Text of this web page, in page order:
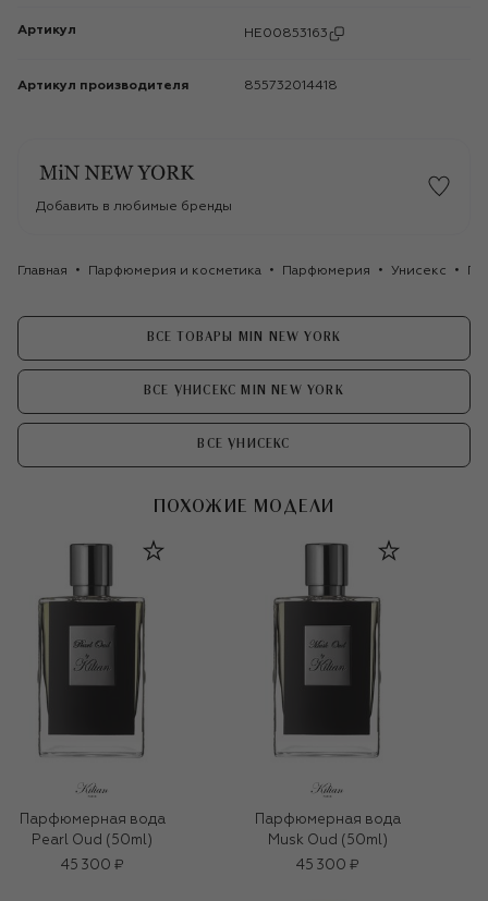
Артикул HE00853163
Артикул производителя 855732014418
Добавить в любимые бренды
Главная Парфюмерия и косметика Парфюмерия Унисекс
ВСЕ ТОВАРЫ MIN NEW YORK
ВСЕ УНИСЕКС MIN NEW YORK
ВСЕ УНИСЕКС
ПОХОЖИЕ МОДЕЛИ
Парфюмерная вода
Pearl Oud (50ml)
45 300 ₽
Парфюмерная вода
Musk Oud (50ml)
45 300 ₽